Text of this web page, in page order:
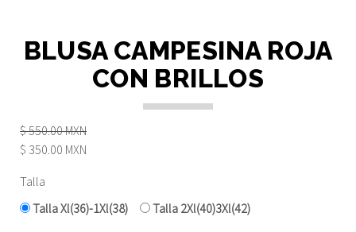
BLUSA CAMPESINA ROJA
CON BRILLOS
$ 550.00 MXN
$ 350.00 MXN
Talla
Talla Xl(36)-1Xl(38)
Talla 2Xl(40)3Xl(42)